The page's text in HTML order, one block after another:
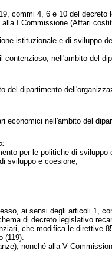
commi 4, 6 e 10 del
I Commissione (Affari
istituzionale e di sviluppo
nell'ambito del
del dipartimento
nell'ambito del
per le politiche di sviluppo
sviluppo e coesione;
ai sensi degli articoli 1,
di decreto legislativo
che modifica le direttive
(119).
nonché alla V